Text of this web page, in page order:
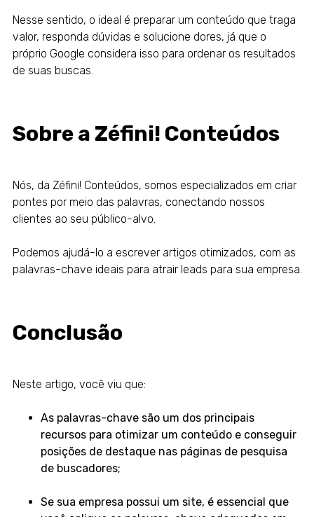
Nesse sentido, o ideal é preparar um conteúdo que traga
valor, responda dúvidas e solucione dores, já que o
próprio Google considera isso para ordenar os resultados
de suas buscas.
Sobre a Zéfini! Conteúdos
Nós, da Zéfini! Conteúdos, somos especializados em criar
pontes por meio das palavras, conectando nossos
clientes ao seu público-alvo.
Podemos ajudá-lo a escrever artigos otimizados, com as
palavras-chave ideais para atrair leads para sua empresa.
Conclusão
Neste artigo, você viu que:
As palavras-chave são um dos principais
recursos para otimizar um conteúdo e conseguir
posições de destaque nas páginas de pesquisa
de buscadores;
Se sua empresa possui um site, é essencial que